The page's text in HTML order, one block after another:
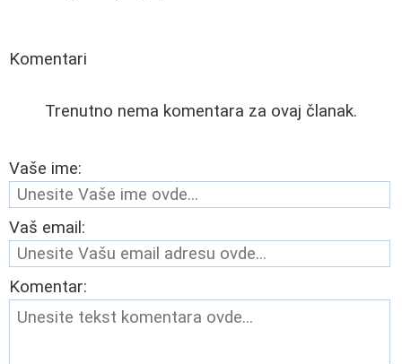
Komentari
Trenutno nema komentara za ovaj članak.
Vaše ime:
Vaš email:
Komentar: